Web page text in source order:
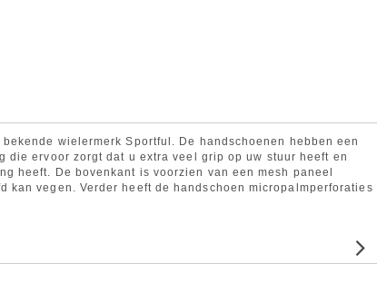
wielermerk Sportful. De handschoenen hebben een
die ervoor zorgt dat u extra veel grip op uw stuur heeft en
heeft. De bovenkant is voorzien van een mesh paneel
kan vegen. Verder heeft de handschoen micropalmperforaties